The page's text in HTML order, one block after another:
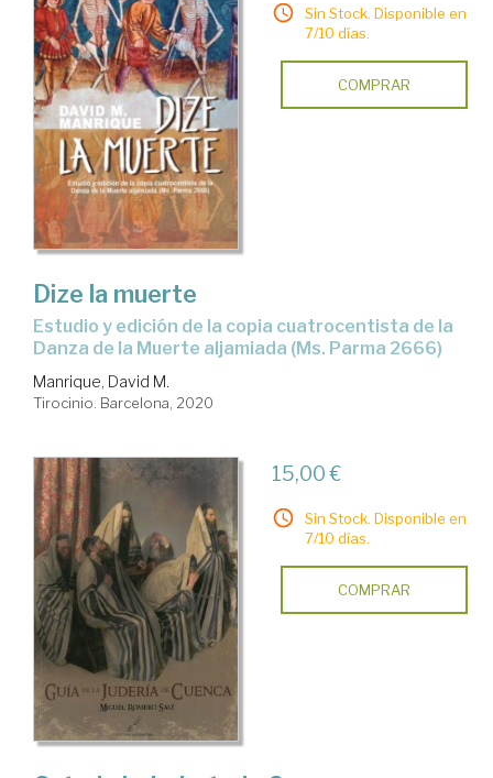
Sin Stock. Disponible en
7/10 días.
COMPRAR
Dize la muerte
Estudio y edición de la copia cuatrocentista de la
Danza de la Muerte aljamiada (Ms. Parma 2666)
Manrique, David M.
Tirocinio. Barcelona, 2020
15,00 €
Sin Stock. Disponible en
7/10 días.
COMPRAR